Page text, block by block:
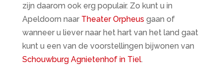
zijn daarom ook erg populair. Zo kunt u in
Apeldoorn naar Theater Orpheus gaan of
wanneer u liever naar het hart van het land gaat
kunt u een van de voorstellingen bijwonen van
Schouwburg Agnietenhof in Tiel.